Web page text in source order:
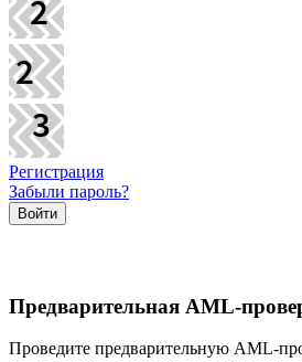
Регистрация
Забыли пароль?
Предварительная AML-
Проведите предварительную AML-